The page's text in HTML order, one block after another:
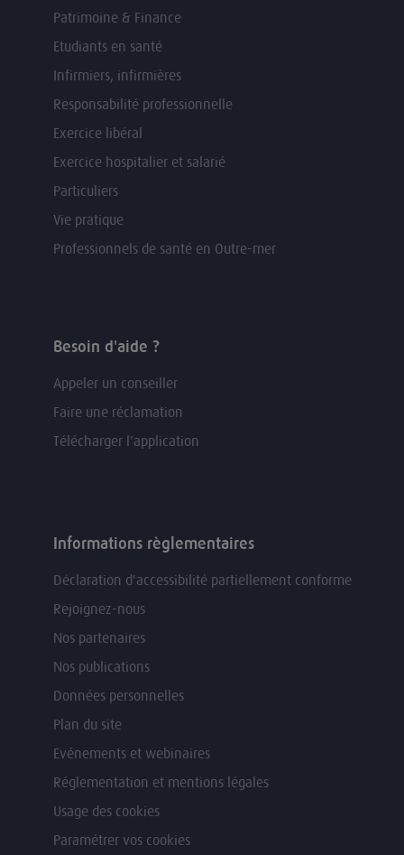
Patrimoine & Finance
Etudiants en santé
Infirmiers, infirmières
Responsabilité professionnelle
Exercice libéral
Exercice hospitalier et salarié
Particuliers
Vie pratique
Professionnels de santé en Outre-mer
Besoin d'aide ?
Appeler un conseiller
Faire une réclamation
Télécharger l'application
Informations règlementaires
Déclaration d'accessibilité partiellement conforme
Rejoignez-nous
Nos partenaires
Nos publications
Données personnelles
Plan du site
Evénements et webinaires
Réglementation et mentions légales
Usage des cookies
Paramétrer vos cookies